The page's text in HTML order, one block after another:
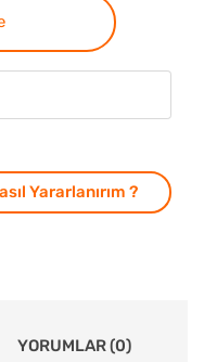
Yararlanırım ?
YORUMLAR (0)